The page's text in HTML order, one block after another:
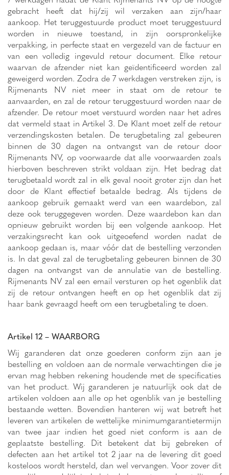
gebracht heeft dat hij/zij wil verzaken aan zijn/haar
aankoop. Het teruggestuurde product moet teruggestuurd
worden in nieuwe toestand, in zijn oorspronkelijke
verpakking, in perfecte staat en vergezeld van de factuur en
van een volledig ingevuld retour document. Elke retour
waarvan de afzender niet kan geïdentificeerd worden zal
geweigerd worden. Zodra de 7 werkdagen verstreken zijn, is
Rijmenants NV niet meer in staat om de retour te
aanvaarden, en zal de retour teruggestuurd worden naar de
afzender. De retour moet verstuurd worden naar het adres
dat vermeld staat in Artikel 3. De Klant moet zelf de retour
verzendingskosten betalen. De terugbetaling zal gebeuren
binnen de 30 dagen na ontvangst van de retour door
Rijmenants NV, op voorwaarde dat alle voorwaarden zoals
hierboven beschreven strikt voldaan zijn. Het bedrag dat
terugbetaald wordt zal in elk geval nooit groter zijn dan het
door de Klant effectief betaalde bedrag. Als tijdens de
aankoop gebruik gemaakt werd van een waardebon, zal
deze ook teruggegeven worden. Deze waardebon kan dan
opnieuw gebruikt worden bij een volgende aankoop. Het
verzakingsrecht kan ook uitgeoefend worden nadat de
aankoop gedaan is, maar vóór dat de bestelling verzonden
is. In dat geval zal de terugbetaling gebeuren binnen de 30
dagen na ontvangst van de annulatie van de bestelling.
Rijmenants NV zal een email versturen op het ogenblik dat
zij de retour ontvangen heeft en op het ogenblik dat zij
haar bank gevraagd heeft om een terugbetaling te doen.
Artikel 12 – WAARBORG
Wij garanderen dat onze goederen conform zijn aan je
bestelling en voldoen aan de normale verwachtingen die je
ervan mag hebben rekening houdende met de specificaties
van het product. Wij garanderen je natuurlijk ook dat de
artikelen voldoen aan alle op het ogenblik van je bestelling
bestaande wetten. Bovendien hanteren wij wat betreft het
leveren van artikelen de wettelijke minimumgarantietermijn
van twee jaar indien het goed niet conform is aan de
geplaatste bestelling. Dit betekent dat bij gebreken of
defecten aan het artikel tot 2 jaar na de levering dit goed
kosteloos wordt hersteld, dan wel vervangen. Voor zover dit